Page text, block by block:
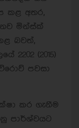
කළ අතර,
නව මින්ස්ක්
බවත්,
(2015)
පවසා
කර ගැනීම
පාර්ශ්වයට